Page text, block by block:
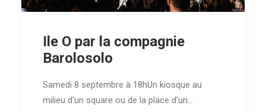
Ile O par la compagnie
Barolosolo
Samedi 8 septembre à 18hUn kiosque au
milieu d’un square ou de la place d’un…